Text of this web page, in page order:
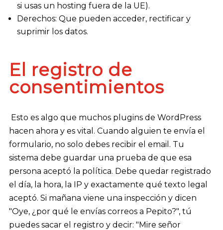
si usas un hosting fuera de la UE).
Derechos: Que pueden acceder, rectificar y
suprimir los datos.
El registro de
consentimientos
Esto es algo que muchos plugins de WordPress
hacen ahora y es vital. Cuando alguien te envía el
formulario, no solo debes recibir el email. Tu
sistema debe guardar una prueba de que esa
persona aceptó la política. Debe quedar registrado
el día, la hora, la IP y exactamente qué texto legal
aceptó. Si mañana viene una inspección y dicen
"Oye, ¿por qué le envías correos a Pepito?", tú
puedes sacar el registro y decir: "Mire señor